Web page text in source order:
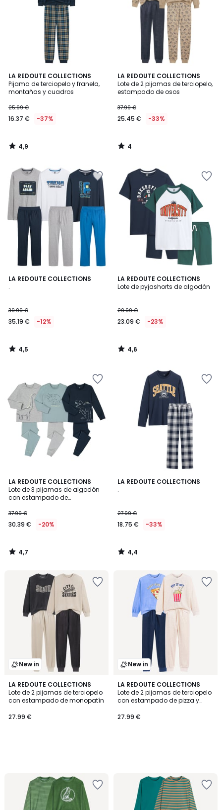
LA REDOUTE COLLECTIONS
Pijama de terciopelo y franela,
montañas y cuadros
25.99 €
16.37 € -37%
4,9
/ 5
4,9
/
LA REDOUTE COLLECTIONS
Lote de 2 pijamas de terciopelo,
estampado de osos
37.99 €
25.45 € -33%
4
/
5
4
/
LA REDOUTE COLLECTIONS
.
39.99 €
35.19 € -12%
4,5
4,5
/
LA REDOUTE COLLECTIONS
Lote de pyjashorts de algodón
29.99 €
23.09 € -23%
4,6
/ 5
4,6
/
LA REDOUTE COLLECTIONS
Lote de 3 pijamas de algodón
con estampado de
37.99 €
30.39 € -20%
4,7
/ 5
4,7
/
LA REDOUTE COLLECTIONS
.
27.99 €
18.75 € -33%
4,4
4,4
/
New in
LA REDOUTE COLLECTIONS
Lote de 2 pijamas de terciopelo
con estampado de monopatín
27.99 €
New in
LA REDOUTE COLLECTIONS
Lote de 2 pijamas de terciopelo
con estampado de pizza y
27.99 €